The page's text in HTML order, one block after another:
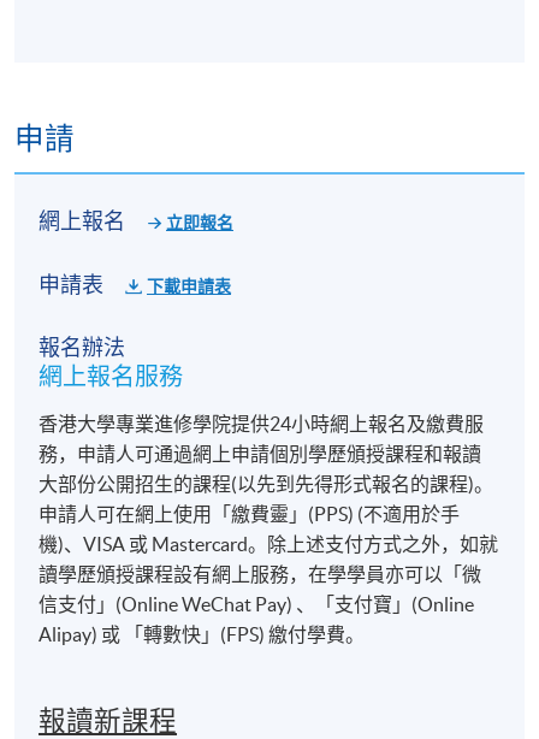
申請
網上報名 立即報名
申請表 下載申請表
報名辦法
網上報名服務
香港大學專業進修學院提供24小時網上報名及繳費服
務，申請人可通過網上申請個別學歷頒授課程和報讀
大部份公開招生的課程(以先到先得形式報名的課程)。
申請人可在網上使用「繳費靈」(PPS) (不適用於手
機)、VISA 或 Mastercard。除上述支付方式之外，如就
讀學歷頒授課程設有網上服務，在學學員亦可以「微
信支付」(Online WeChat Pay) 、「支付寶」(Online
Alipay) 或 「轉數快」(FPS) 繳付學費。
報讀新課程